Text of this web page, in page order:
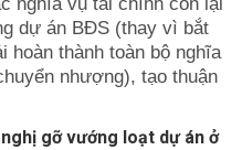
dự án BĐS (thay vì bắt
hoàn thành toàn bộ nghĩa
nhượng), tạo thuận
gỡ vướng loạt dự án ở